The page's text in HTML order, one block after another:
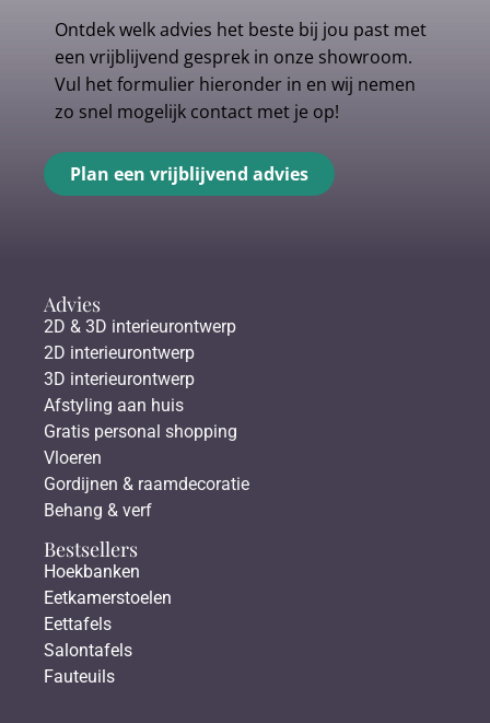
Ontdek welk advies het beste bij jou past met
een vrijblijvend gesprek in onze showroom.
Vul het formulier hieronder in en wij nemen
zo snel mogelijk contact met je op!
Plan een vrijblijvend advies
Advies
2D & 3D interieurontwerp
2D interieurontwerp
3D interieurontwerp
Afstyling aan huis
Gratis personal shopping
Vloeren
Gordijnen & raamdecoratie
Behang & verf
Bestsellers
Hoekbanken
Eetkamerstoelen
Eettafels
Salontafels
Fauteuils